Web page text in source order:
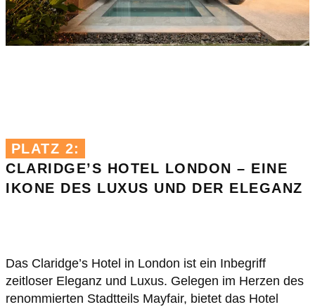
PLATZ 2:
CLARIDGE’S HOTEL LONDON – EINE
IKONE DES LUXUS UND DER ELEGANZ
Das Claridge’s Hotel in London ist ein Inbegriff
zeitloser Eleganz und Luxus. Gelegen im Herzen des
renommierten Stadtteils Mayfair, bietet das Hotel